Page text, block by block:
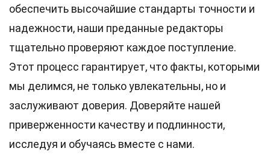
обеспечить высочайшие стандарты точности и
надежности, наши преданные редакторы
тщательно проверяют каждое поступление.
Этот процесс гарантирует, что факты, которыми
мы делимся, не только увлекательны, но и
заслуживают доверия. Доверяйте нашей
приверженности качеству и подлинности,
исследуя и обучаясь вместе с нами.